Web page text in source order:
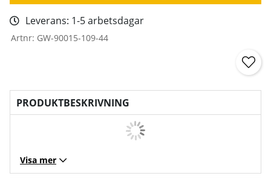
Leverans: 1-5 arbetsdagar
Artnr: GW-90015-109-44
PRODUKTBESKRIVNING
Visa mer